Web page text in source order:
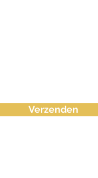
Verzenden